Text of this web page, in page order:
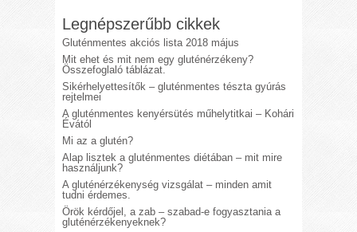
Legnépszerűbb cikkek
Gluténmentes akciós lista 2018 május
Mit ehet és mit nem egy gluténérzékeny?
Összefoglaló táblázat.
Sikérhelyettesítők – gluténmentes tészta gyúrás
rejtelmei
A gluténmentes kenyérsütés műhelytitkai – Kohári
Évától
Mi az a glutén?
Alap lisztek a gluténmentes diétában – mit mire
használjunk?
A gluténérzékenység vizsgálat – minden amit
tudni érdemes.
Örök kérdőjel, a zab – szabad-e fogyasztania a
gluténérzékenyeknek?